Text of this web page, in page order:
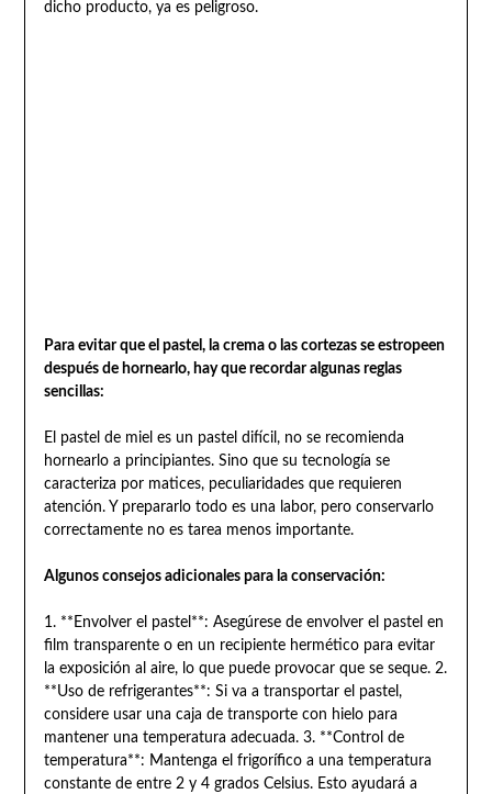
dicho producto, ya es peligroso.
Para evitar que el pastel, la crema o las cortezas se estropeen
después de hornearlo, hay que recordar algunas reglas
sencillas:
El pastel de miel es un pastel difícil, no se recomienda
hornearlo a principiantes. Sino que su tecnología se
caracteriza por matices, peculiaridades que requieren
atención. Y prepararlo todo es una labor, pero conservarlo
correctamente no es tarea menos importante.
Algunos consejos adicionales para la conservación:
1. **Envolver el pastel**: Asegúrese de envolver el pastel en
film transparente o en un recipiente hermético para evitar
la exposición al aire, lo que puede provocar que se seque. 2.
**Uso de refrigerantes**: Si va a transportar el pastel,
considere usar una caja de transporte con hielo para
mantener una temperatura adecuada. 3. **Control de
temperatura**: Mantenga el frigorífico a una temperatura
constante de entre 2 y 4 grados Celsius. Esto ayudará a